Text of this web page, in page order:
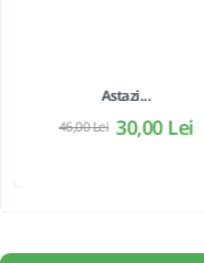
Astazi...
30,00 Lei
46,00 Lei